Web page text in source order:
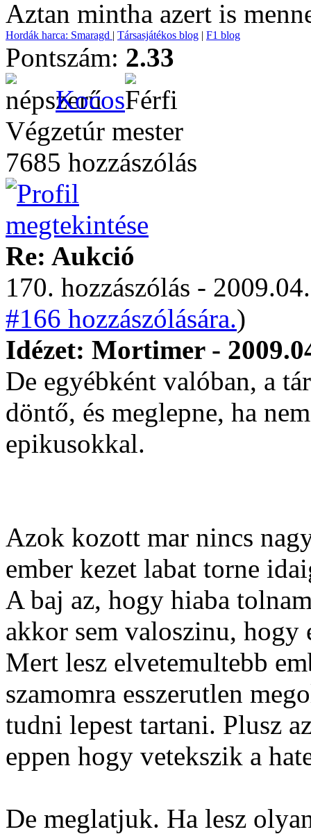
Aztan mintha azert is
Hordák harca: Smaragd | Társasjátékos blog | F1 blog
Pontszám: 2.33
Kocos
Végzetúr mester
7685 hozzászólás
Re: Aukció
170. hozzászólás -
#166 hozzászólására.)
Idézet: Mortimer -
De egyébként valóban, a
döntő, és meglepne, ha
epikusokkal.
Azok kozott mar nincs
ember kezet labat torne
A baj az, hogy hiaba
akkor sem valoszinu,
Mert lesz elvetemultebb
szamomra esszerutlen
tudni lepest tartani. Plusz
eppen hogy vetekszik a
De meglatjuk. Ha lesz